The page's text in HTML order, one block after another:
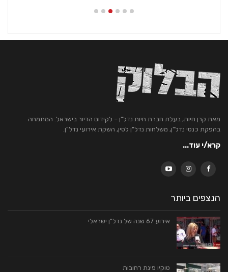
מאת קרן חיות, בעלת חברת חיות נדל"ן – לקידום הדיור בישראל. המתמחה
בהפקת כנסי נדל"ן, משלחות נדל"ן לסין, השקת אירועי נדל"ן.
קרא/י עוד...
הנצפים ביותר
אירוע 67 שנה של נדל"ן ישראלי
טוקיו פינת רחובות